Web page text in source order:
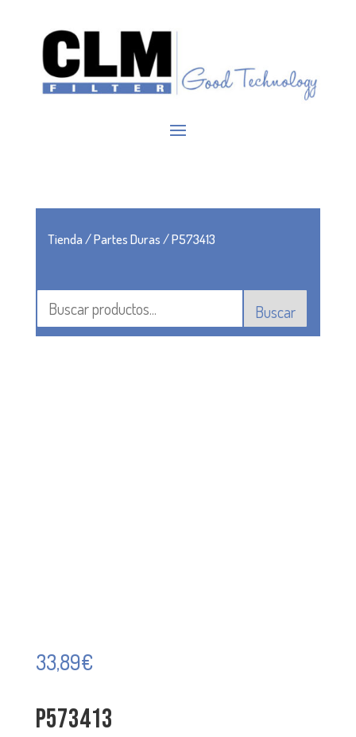
Tienda/Partes Duras/ P573413
Buscar
33,89€
P573413